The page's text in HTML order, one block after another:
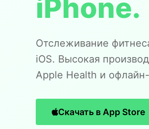
iPhone.
Отслеживание
iOS. Высокая
Apple Health и
Скачать в App Store